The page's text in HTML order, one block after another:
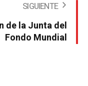
SIGUIENTE
de la Junta del
Fondo Mundial